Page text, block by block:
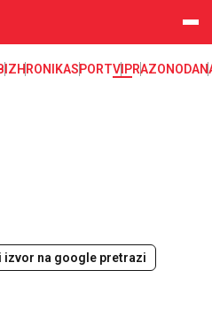
HRONIKASPORTVIPRAZONODA
izvor na google pretrazi